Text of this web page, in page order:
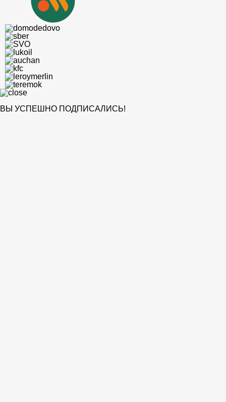
ВЫ УСПЕШНО ПОДПИСАЛИСЬ!